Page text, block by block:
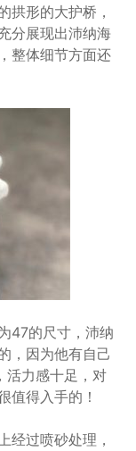
拱形的大护桥，
分展现出沛纳海
整体细节方面还
47的尺寸，沛纳
，因为他有自己
活力感十足，对
值得入手的！
经过喷砂处理，